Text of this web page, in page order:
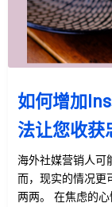
如何增加
法让您收获
海外社媒营销人可
而，现实的情况更
两两。 在焦虑的